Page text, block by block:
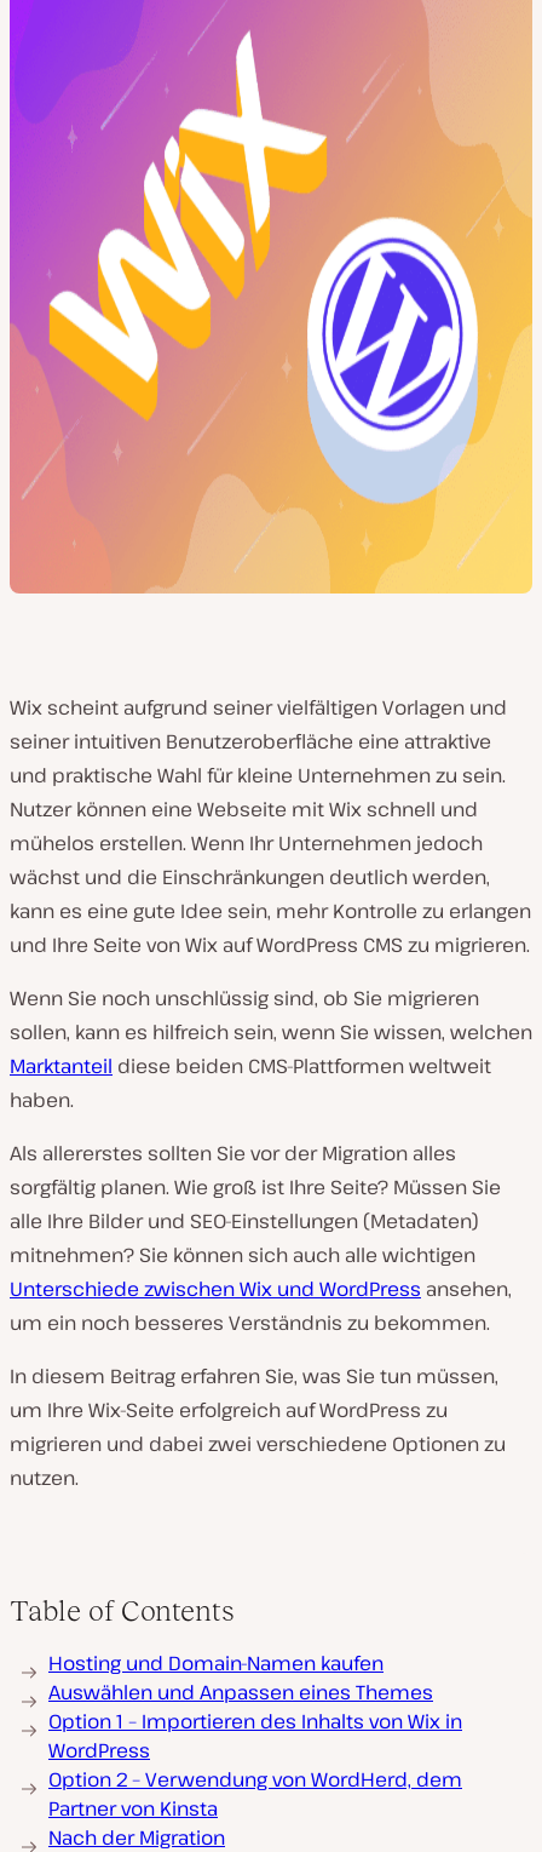
Wix scheint aufgrund seiner vielfältigen Vorlagen und
seiner intuitiven Benutzeroberfläche eine attraktive
und praktische Wahl für kleine Unternehmen zu sein.
Nutzer können eine Webseite mit Wix schnell und
mühelos erstellen. Wenn Ihr Unternehmen jedoch
wächst und die Einschränkungen deutlich werden,
kann es eine gute Idee sein, mehr Kontrolle zu erlangen
und Ihre Seite von Wix auf WordPress CMS zu migrieren.
Wenn Sie noch unschlüssig sind, ob Sie migrieren
sollen, kann es hilfreich sein, wenn Sie wissen, welchen
Marktanteil diese beiden CMS-Plattformen weltweit
haben.
Als allererstes sollten Sie vor der Migration alles
sorgfältig planen. Wie groß ist Ihre Seite? Müssen Sie
alle Ihre Bilder und SEO-Einstellungen (Metadaten)
mitnehmen? Sie können sich auch alle wichtigen
Unterschiede zwischen Wix und WordPress ansehen,
um ein noch besseres Verständnis zu bekommen.
In diesem Beitrag erfahren Sie, was Sie tun müssen,
um Ihre Wix-Seite erfolgreich auf WordPress zu
migrieren und dabei zwei verschiedene Optionen zu
nutzen.
Table of Contents
Hosting und Domain-Namen kaufen
Auswählen und Anpassen eines Themes
Option 1 – Importieren des Inhalts von Wix in
WordPress
Option 2 – Verwendung von WordHerd, dem
Partner von Kinsta
Nach der Migration